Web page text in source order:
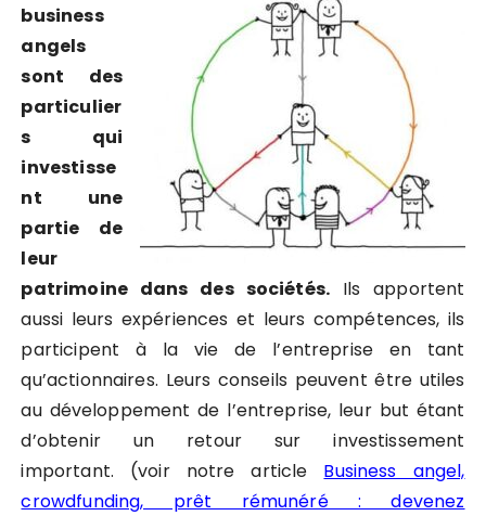
business
angels
sont des
particulier
s qui
investisse
nt une
partie de
leur
patrimoine dans des sociétés.Ils apportent
aussi leurs expériences et leurs compétences, ils
participent à la vie de l’entreprise en tant
qu’actionnaires. Leurs conseils peuvent être utiles
au développement de l’entreprise, leur but étant
d’obtenir un retour sur investissement
important. (voir notre article Business angel,
crowdfunding, prêt rémunéré : devenez